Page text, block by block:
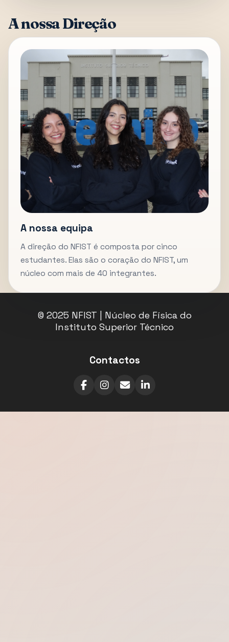
A nossa Direção
A nossa equipa
A direção do NFIST é composta por cinco
estudantes. Elas são o coração do NFIST, um
núcleo com mais de 40 integrantes.
© 2025 NFIST | Núcleo de Física do
Instituto Superior Técnico
Contactos